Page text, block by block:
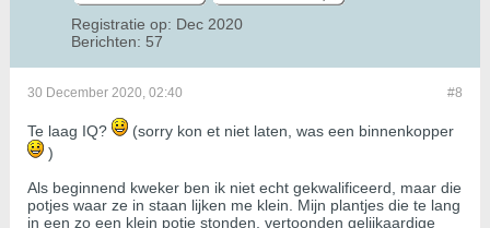
Registratie op: Dec 2020
Berichten: 57
#8
30 December 2020, 02:40
Te laag IQ?
(sorry kon et niet laten, was een binnenkopper
)
Als beginnend kweker ben ik niet echt gekwalificeerd, maar die
potjes waar ze in staan lijken me klein. Mijn plantjes die te lang
in een zo een klein potje stonden, vertoonden gelijkaardige